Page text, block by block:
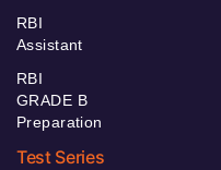
RBI
Assistant
RBI
GRADE B
Preparation
Test Series